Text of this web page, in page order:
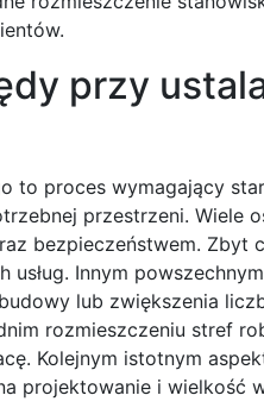
przy
to proces wymagający
przestrzeni. Wiele
bezpieczeństwem. Zbyt
Innym
lub zwiększenia
rozmieszczeniu stref
Kolejnym istotnym
projektowanie i wielkość